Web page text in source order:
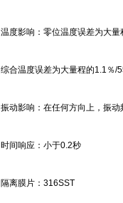
温度影响：零位温度误差为大
综合温度误差为大量程的1.1％/
振动影响：在任何方向上，振
时间响应：小于0.2秒
隔离膜片：316SST